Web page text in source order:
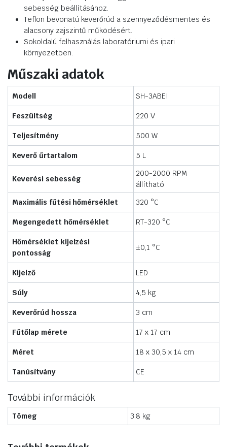
sebesség beállításához.
Teflon bevonatú keverőrúd a szennyeződésmentes és
alacsony zajszintű működésért.
Sokoldalú felhasználás laboratóriumi és ipari
környezetben.
Műszaki adatok
Modell SH-3ABEI
Feszültség 220 V
Teljesítmény 500 W
Keverő űrtartalom 5 L
Keverési sebesség
200-2000 RPM
állítható
Maximális fűtési hőmérséklet
320 °C
Megengedett hőmérséklet RT-320 °C
Hőmérséklet kijelzési
pontosság
±0,1 °C
Kijelző LED
Súly 4,5 kg
Keverőrúd hossza 3 cm
Fűtőlap mérete 17 x 17 cm
Méret 18 x 30,5 x 14 cm
Tanúsítvány CE
További információk
Tömeg 3.8 kg